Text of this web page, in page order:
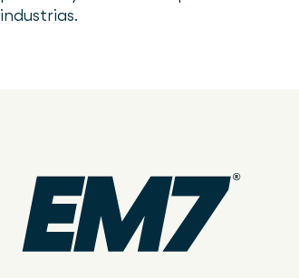
industrias.